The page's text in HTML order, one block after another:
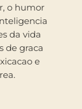
o humor
da vida
de graca
e